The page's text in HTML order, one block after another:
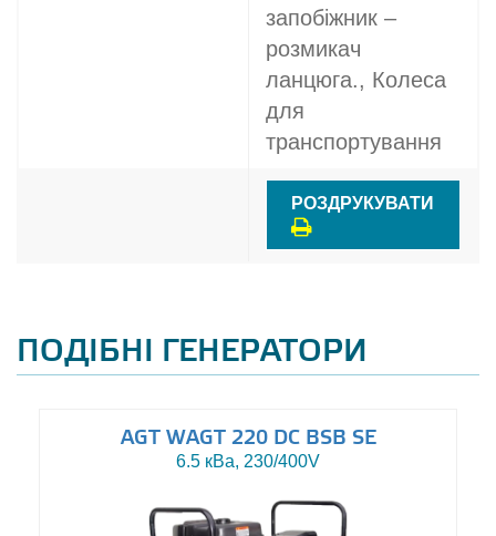
запобіжник –
розмикач
ланцюга., Колеса
для
транспортування
РОЗДРУКУВАТИ
ПОДІБНІ ГЕНЕРАТОРИ
AGT WAGT 220 DC BSB SE
6.5 кВа, 230/400V